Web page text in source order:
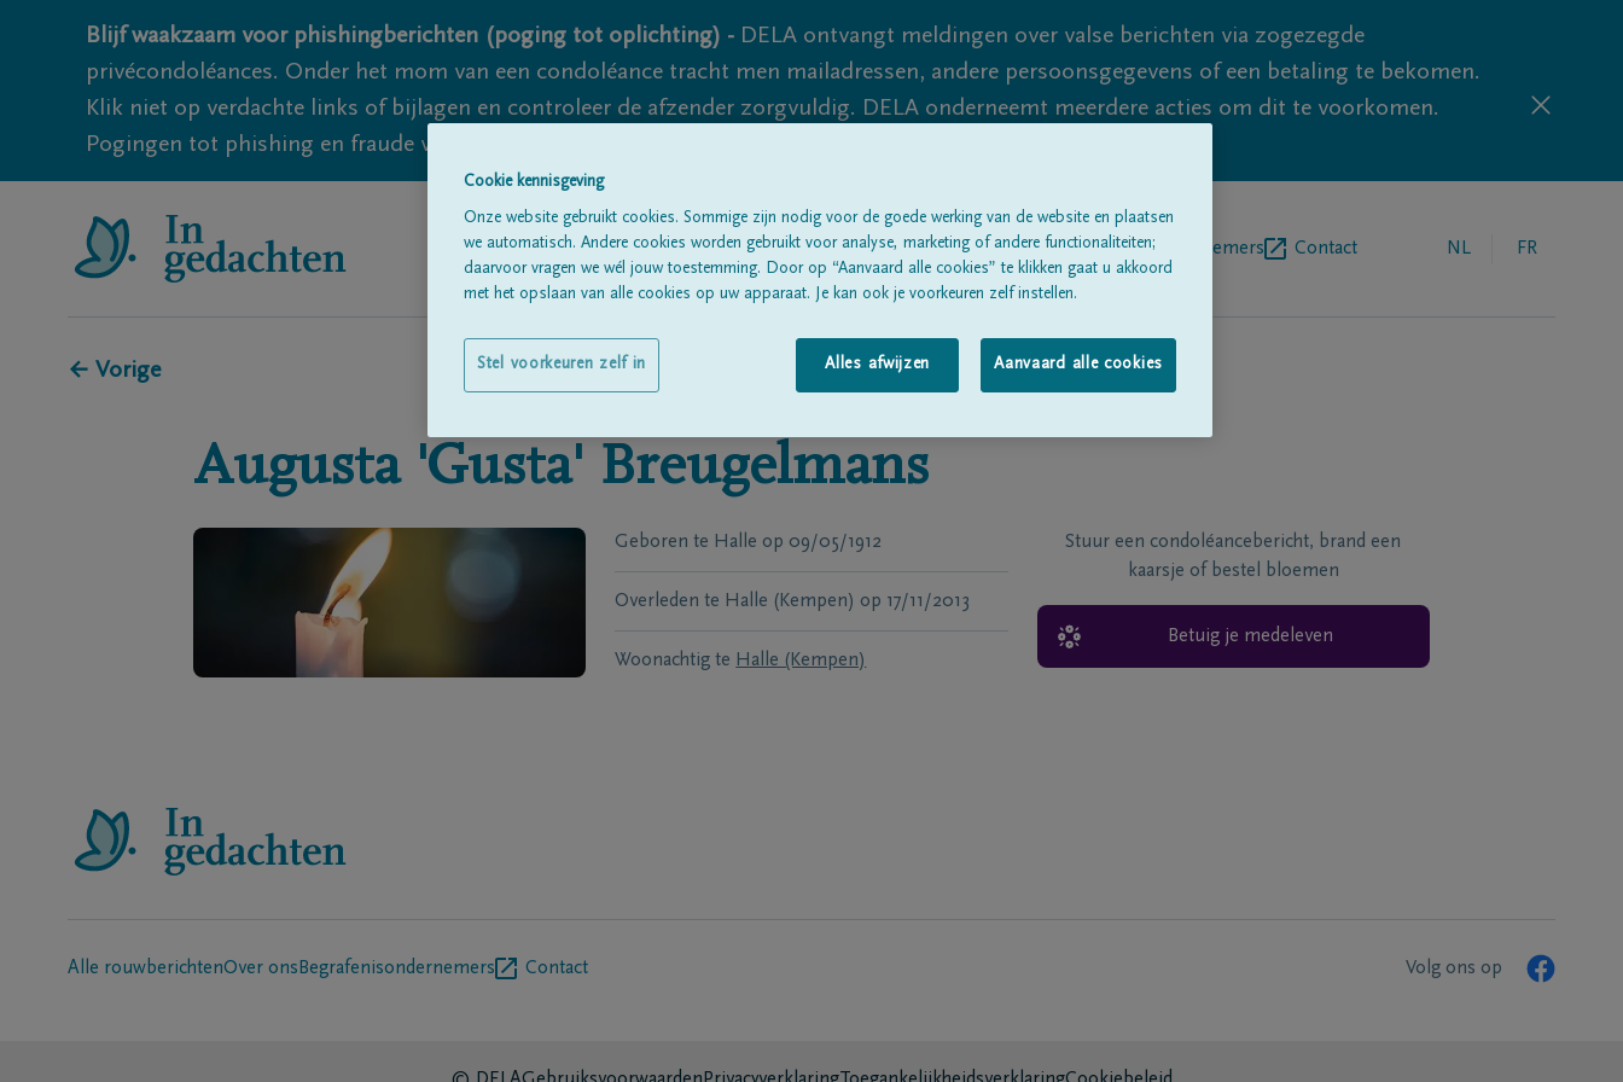
Blijf waakzaam voor phishingberichten (poging tot oplichting) - DELA ontvangt meldingen over valse berichten via zogezegde
privécondoléances. Onder het mom van een condoléance tracht men mailadressen, andere persoonsgegevens of een betaling te bekomen.
Klik niet op verdachte links of bijlagen en controleer de afzender zorgvuldig. DELA onderneemt meerdere acties om dit te voorkomen.
Pogingen tot phishing en fraude vallen echter nooit volledig uit te sluiten, dus blijf waakzaam.
Alle rouwberichten Over onsBegrafenisondernemers Contact NL FR
← Vorige
Augusta 'Gusta' Breugelmans
Geboren te Halle op 09/05/1912
Overleden te Halle (Kempen) op 17/11/2013
Woonachtig te Halle (Kempen)
Stuur een condoléancebericht, brand een
kaarsje of bestel bloemen
Betuig je medeleven
Alle rouwberichtenOver ons Begrafenisondernemers Contact Volg ons op
Cookie kennisgeving
Onze website gebruikt cookies. Sommige zijn nodig voor de goede werking van de website en plaatsen
we automatisch. Andere cookies worden gebruikt voor analyse, marketing of andere functionaliteiten;
daarvoor vragen we wél jouw toestemming. Door op “Aanvaard alle cookies” te klikken gaat u akkoord
met het opslaan van alle cookies op uw apparaat. Je kan ook je voorkeuren zelf instellen.
Alles afwijzen Aanvaard alle cookies
Stel voorkeuren zelf in